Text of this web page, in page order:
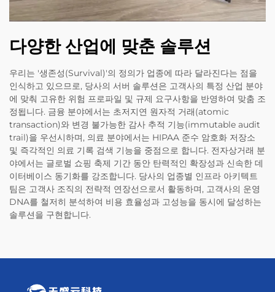
다양한 산업에 맞춘 솔루션
우리는 '생존성(Survival)'의 정의가 업종에 따라 달라진다는 점을
인식하고 있으므로, 당사의 서버 솔루션은 고객사의 특정 산업 분야
에 맞춰 고유한 위험 프로파일 및 규제 요구사항을 반영하여 맞춤 조
정됩니다. 금융 분야에서는 초저지연 원자적 거래(atomic
transaction)와 변경 불가능한 감사 추적 기능(immutable audit
trail)을 우선시하며, 의료 분야에서는 HIPAA 준수 암호화 저장소
및 즉각적인 의료 기록 검색 기능을 중점으로 합니다. 전자상거래 분
야에서는 글로벌 쇼핑 축제 기간 동안 탄력적인 확장성과 신속한 데
이터베이스 동기화를 강조합니다. 당사의 업종별 인프라 아키텍트
팀은 고객사 조직의 전략적 연장선으로서 활동하며, 고객사의 운영
DNA를 철저히 분석하여 비용 효율성과 고성능을 동시에 달성하는
솔루션을 구현합니다.